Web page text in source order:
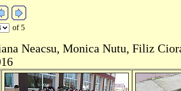
of 5
Neacsu, Monica Nutu, Filiz